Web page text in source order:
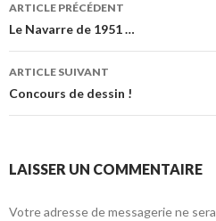
Navigation
des
articles
ARTICLE PRÉCÉDENT
Le Navarre de 1951 …
ARTICLE SUIVANT
Concours de dessin !
LAISSER UN COMMENTAIRE
Votre adresse de messagerie ne